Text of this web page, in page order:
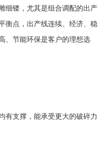
细镂，尤其是组合调配的出产
衡点，出产线连续、经济、稳
、节能环保是客户的理想选
有支撑，能承受更大的破碎力